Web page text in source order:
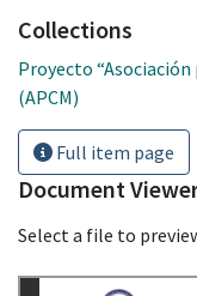
Collections
Proyecto
(APCM)
Full item page
Document
Select a file to